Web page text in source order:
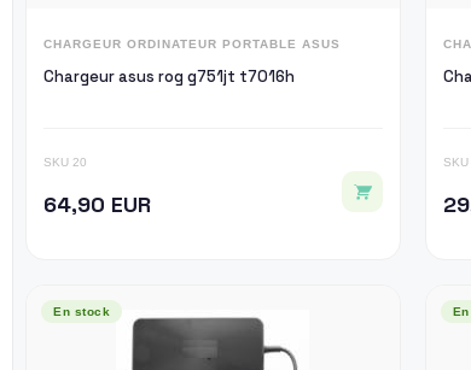
CHARGEUR ORDINATEUR PORTABLE ASUS
Chargeur asus rog g751jt t7016h
SKU 20
64,90 EUR
En stock